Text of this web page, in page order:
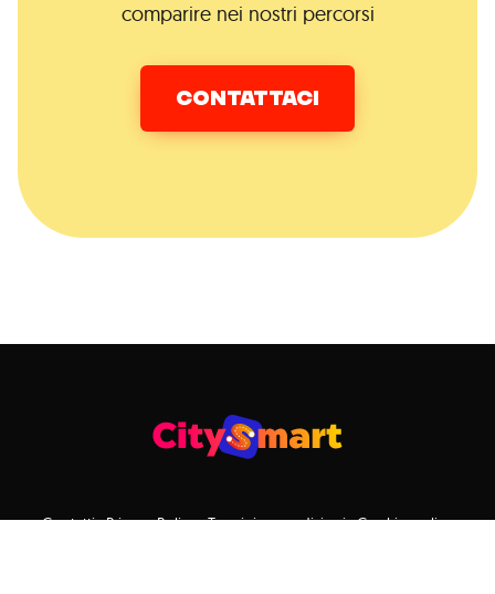
comparire nei nostri percorsi
CONTATTACI
Contatti Privacy Policy Termini e condizioni Cookie policy